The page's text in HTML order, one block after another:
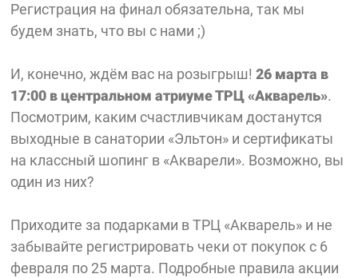
Регистрация на финал обязательна, так мы
будем знать, что вы с нами ;)
И, конечно, ждём вас на розыгрыш!26 марта в
17:00 в центральном атриуме ТРЦ «Акварель».
Посмотрим, каким счастливчикам достанутся
выходные в санатории «Эльтон» и сертификаты
на классный шопинг в «Акварели». Возможно, вы
один из них?
Приходите за подарками в ТРЦ «Акварель» и не
забывайте регистрировать чеки от покупок с 6
февраля по 25 марта. Подробные правила акции